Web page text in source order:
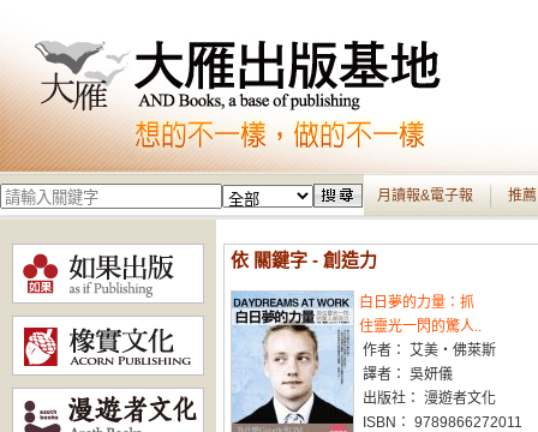
月讀報&電子報 推
依 關鍵字 - 創造力
白日夢的力量：抓
住靈光一閃的驚人..
作者： 艾美‧佛萊斯
譯者： 吳妍儀
出版社： 漫遊者文化
ISBN： 9789866272011